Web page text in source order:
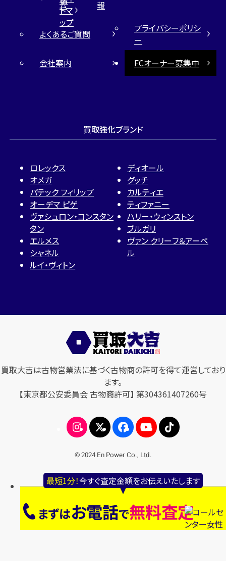
最短1分！今すぐ査定金額をお伝えいたします
まずはお電話で無料査定
ム 報
トマ
ップ
よくあるご質問
プライバシーポリシ
ー
会社案内
FCオーナー募集中
買取強化ブランド
ロレックス
オメガ
パテック フィリップ
オーデマ ピゲ
ヴァシュロン・コンスタン
タン
エルメス
シャネル
ルイ・ヴィトン
ディオール
グッチ
カルティエ
ティファニー
ハリー・ウィンストン
ブルガリ
ヴァン クリーフ＆アーペ
ル
買取大吉は古物営業法に基づく古物商の許可を得て運営しており
ます。
【東京都公安委員会 古物商許可】 第304361407260号
© 2024 En Power Co., Ltd.